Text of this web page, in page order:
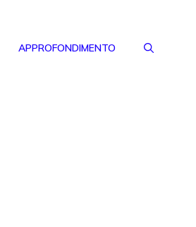
APPROFONDIMENTO